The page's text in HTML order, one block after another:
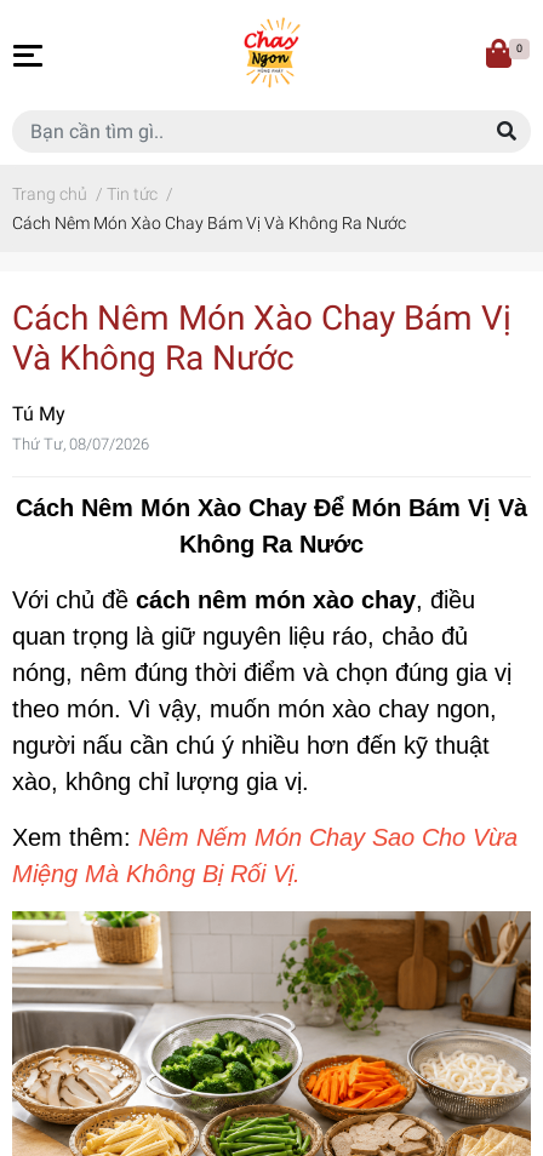
0
Trang chủ / Tin tức /
Cách Nêm Món Xào Chay Bám Vị Và Không Ra Nước
Cách Nêm Món Xào Chay Bám Vị
Và Không Ra Nước
Tú My
Thứ Tư, 08/07/2026
Cách Nêm Món Xào Chay Để Món Bám Vị Và
Không Ra Nước
Với chủ đề cách nêm món xào chay, điều
quan trọng là giữ nguyên liệu ráo, chảo đủ
nóng, nêm đúng thời điểm và chọn đúng gia vị
theo món. Vì vậy, muốn món xào chay ngon,
người nấu cần chú ý nhiều hơn đến kỹ thuật
xào, không chỉ lượng gia vị.
Xem thêm: Nêm Nếm Món Chay Sao Cho Vừa
Miệng Mà Không Bị Rối Vị.